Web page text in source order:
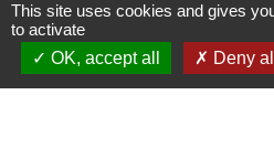
Étranger - Europe
Immatriculation à la
salarié qui arrive en France
Social - Santé
This site uses cookies and gives
to activate
OK, accept all
Deny